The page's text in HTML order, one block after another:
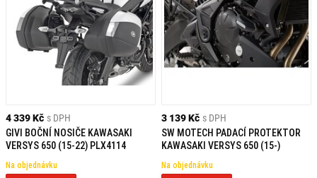
4 339 Kč s DPH
GIVI BOČNÍ NOSIČE KAWASAKI
VERSYS 650 (15-22) PLX4114
Na objednávku
3 139 Kč s DPH
SW MOTECH PADACÍ PROTEKTOR
KAWASAKI VERSYS 650 (15-)
Na objednávku